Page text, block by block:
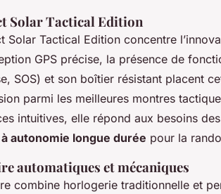
Solar Tactical Edition
Solar Tactical Edition concentre
GPS précise, la présence de
SOS) et son boîtier résistant placent
parmi les meilleures montres
intuitives, elle répond aux besoins
autonomie longue durée pour la
automatiques et mécaniques
combine horlogerie traditionnelle et